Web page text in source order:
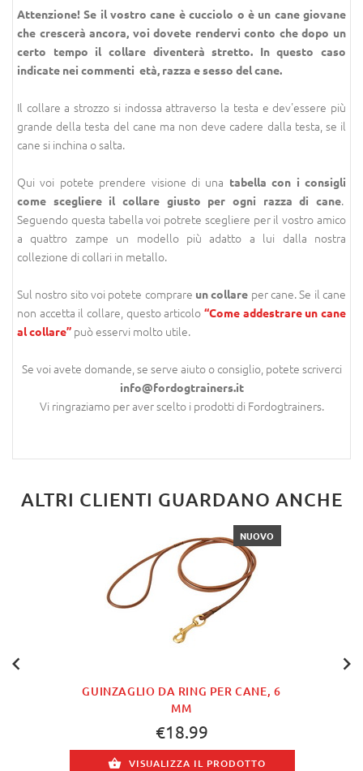
Attenzione! Se il vostro cane è cucciolo o è un cane giovane
che crescerà ancora, voi dovete rendervi conto che dopo un
certo tempo il collare diventerà stretto. In questo caso
indicate nei commenti età, razza e sesso del cane.
Il collare a strozzo si indossa attraverso la testa e dev'essere più
grande della testa del cane ma non deve cadere dalla testa, se il
cane si inchina o salta.
Qui voi potete prendere visione di una tabella con i consigli
come scegliere il collare giusto per ogni razza di cane.
Seguendo questa tabella voi potrete scegliere per il vostro amico
a quattro zampe un modello più adatto a lui dalla nostra
collezione di collari in metallo.
Sul nostro sito voi potete comprare un collare per cane. Se il cane
non accetta il collare, questo articolo “Come addestrare un cane
al collare” può esservi molto utile.
Se voi avete domande, se serve aiuto o consiglio, potete scriverci
info@fordogtrainers.it
Vi ringraziamo per aver scelto i prodotti di Fordogtrainers.
ALTRI CLIENTI GUARDANO ANCHE
NUOVO
GUINZAGLIO DA RING PER CANE, 6
MM
€18.99
VISUALIZZA IL PRODOTTO